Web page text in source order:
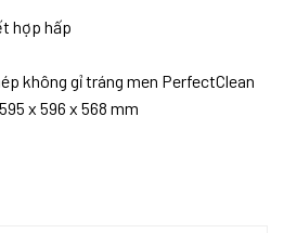
hợp hấp
không gỉ tráng men PerfectClean
x 596 x 568 mm